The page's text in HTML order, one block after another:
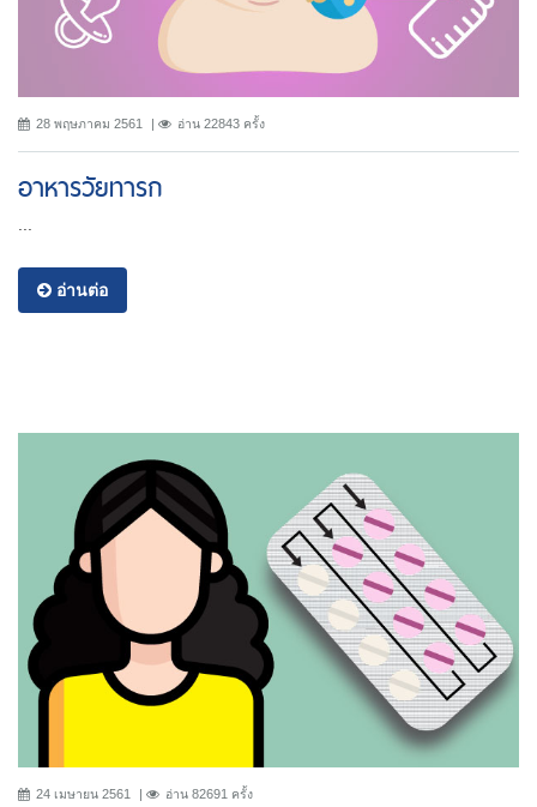
28 พฤษภาคม 2561 อ่าน 22843 ครั้ง
อาหารวัยทารก
...
อ่านต่อ
24 เมษายน 2561 อ่าน 82691 ครั้ง